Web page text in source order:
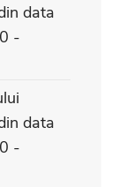
data
-
data
-